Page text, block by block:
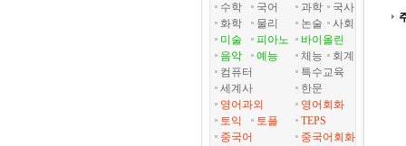
수학
국어 과학
국사
화학
물리 논술
사회
미술
피아노
바이올린
음악
예능 체능
회계
컴퓨터
특수교육
세계사
한문
영어과외
영어회화
토익
토플
TEPS
중국어
중국어회화